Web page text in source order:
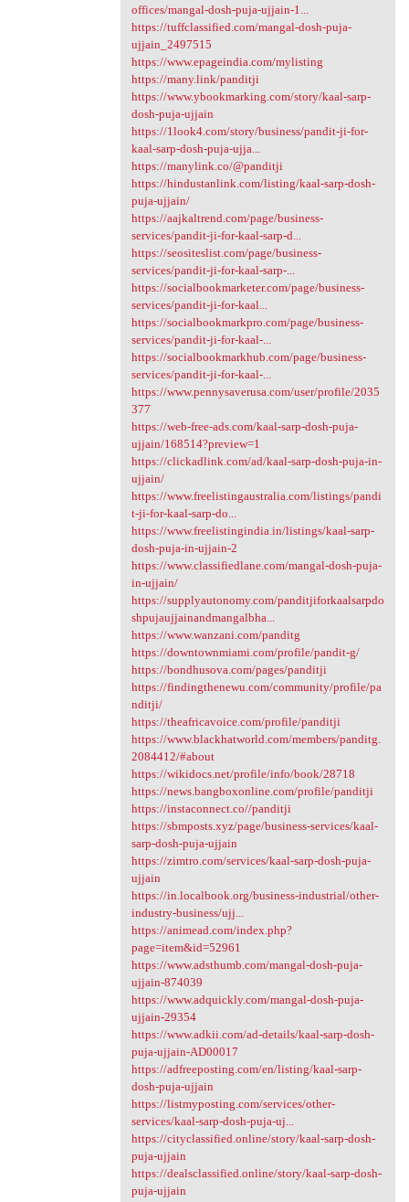
offices/mangal-dosh-puja-ujjain-1...
https://tuffclassified.com/mangal-dosh-puja-
ujjain_2497515
https://www.epageindia.com/mylisting
https://many.link/panditji
https://www.ybookmarking.com/story/kaal-sarp-
dosh-puja-ujjain
https://1look4.com/story/business/pandit-ji-for-
kaal-sarp-dosh-puja-ujja...
https://manylink.co/@panditji
https://hindustanlink.com/listing/kaal-sarp-dosh-
puja-ujjain/
https://aajkaltrend.com/page/business-
services/pandit-ji-for-kaal-sarp-d...
https://seositeslist.com/page/business-
services/pandit-ji-for-kaal-sarp-...
https://socialbookmarketer.com/page/business-
services/pandit-ji-for-kaal...
https://socialbookmarkpro.com/page/business-
services/pandit-ji-for-kaal-...
https://socialbookmarkhub.com/page/business-
services/pandit-ji-for-kaal-...
https://www.pennysaverusa.com/user/profile/2035
377
https://web-free-ads.com/kaal-sarp-dosh-puja-
ujjain/168514?preview=1
https://clickadlink.com/ad/kaal-sarp-dosh-puja-in-
ujjain/
https://www.freelistingaustralia.com/listings/pandi
t-ji-for-kaal-sarp-do...
https://www.freelistingindia.in/listings/kaal-sarp-
dosh-puja-in-ujjain-2
https://www.classifiedlane.com/mangal-dosh-puja-
in-ujjain/
https://supplyautonomy.com/panditjiforkaalsarpdo
shpujaujjainandmangalbha...
https://www.wanzani.com/panditg
https://downtownmiami.com/profile/pandit-g/
https://bondhusova.com/pages/panditji
https://findingthenewu.com/community/profile/pa
nditji/
https://theafricavoice.com/profile/panditji
https://www.blackhatworld.com/members/panditg.
2084412/#about
https://wikidocs.net/profile/info/book/28718
https://news.bangboxonline.com/profile/panditji
https://instaconnect.co//panditji
https://sbmposts.xyz/page/business-services/kaal-
sarp-dosh-puja-ujjain
https://zimtro.com/services/kaal-sarp-dosh-puja-
ujjain
https://in.localbook.org/business-industrial/other-
industry-business/ujj...
https://animead.com/index.php?
page=item&id=52961
https://www.adsthumb.com/mangal-dosh-puja-
ujjain-874039
https://www.adquickly.com/mangal-dosh-puja-
ujjain-29354
https://www.adkii.com/ad-details/kaal-sarp-dosh-
puja-ujjain-AD00017
https://adfreeposting.com/en/listing/kaal-sarp-
dosh-puja-ujjain
https://listmyposting.com/services/other-
services/kaal-sarp-dosh-puja-uj...
https://cityclassified.online/story/kaal-sarp-dosh-
puja-ujjain
https://dealsclassified.online/story/kaal-sarp-dosh-
puja-ujjain